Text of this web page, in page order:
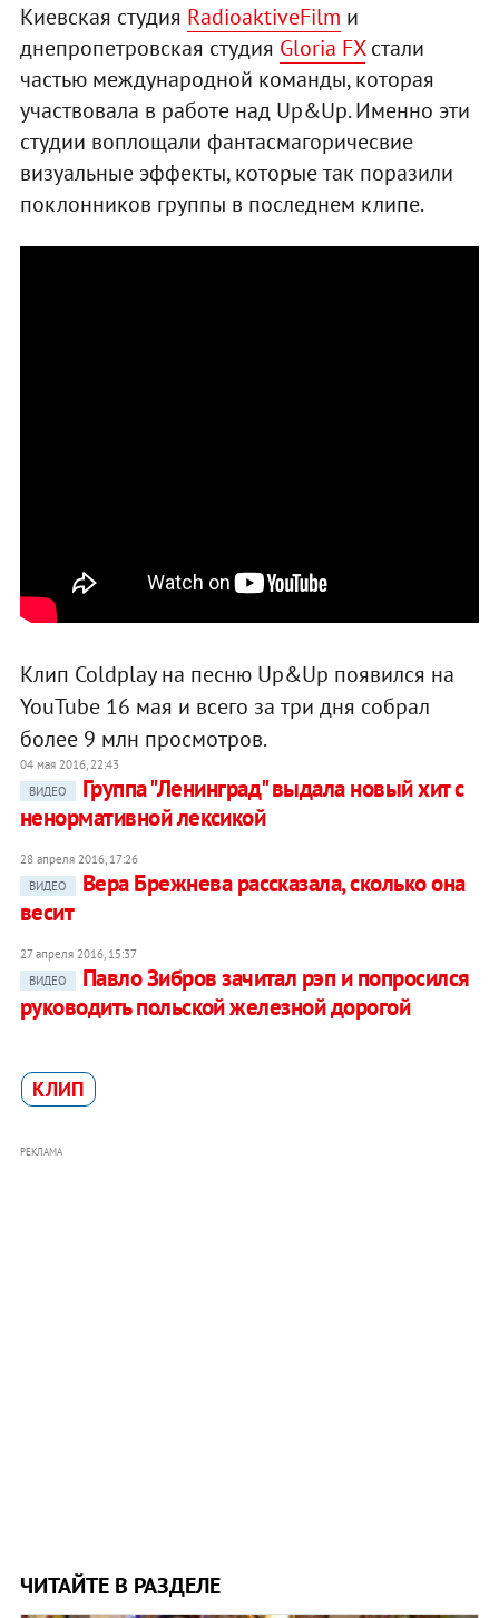
Киевская студия RadioaktiveFilm и
днепропетровская студия Gloria FXстали
частью международной команды, которая
участвовала в работе над Up&Up. Именно эти
студии воплощали фантасмагоричесвие
визуальные эффекты, которые так поразили
поклонников группы в последнем клипе.
Клип Coldplay на песню Up&Up появился на
YouTube 16 мая и всего за три дня собрал
более 9 млн просмотров.
04 мая 2016, 22:43
ВИДЕО
Группа "Ленинград" выдала новый хит с
ненормативной лексикой
28 апреля 2016, 17:26
ВИДЕО
Вера Брежнева рассказала, сколько она
весит
27 апреля 2016, 15:37
ВИДЕО
Павло Зибров зачитал рэп и попросился
руководить польской железной дорогой
КЛИП
РЕКЛАМА
ЧИТАЙТЕ В РАЗДЕЛЕ